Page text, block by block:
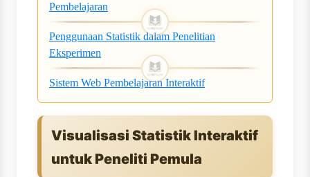
Pembelajaran
Penggunaan Statistik dalam Penelitian
Eksperimen
Sistem Web Pembelajaran Interaktif
Visualisasi Statistik Interaktif
untuk Peneliti Pemula